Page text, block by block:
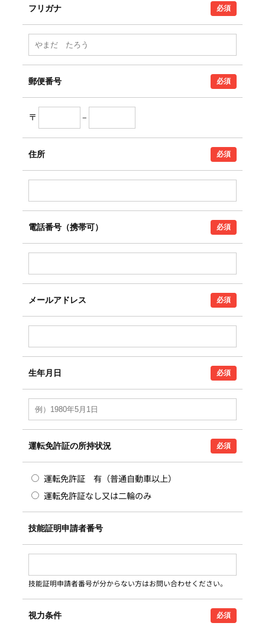
フリガナ 必須
郵便番号 必須
〒 –
住所 必須
電話番号（携帯可） 必須
メールアドレス 必須
生年月日 必須
運転免許証の所持状況 必須
運転免許証 有（普通自動車以上）
運転免許証なし又は二輪のみ
技能証明申請者番号
技能証明申請者番号が分からない方はお問い合わせください。
視力条件 必須